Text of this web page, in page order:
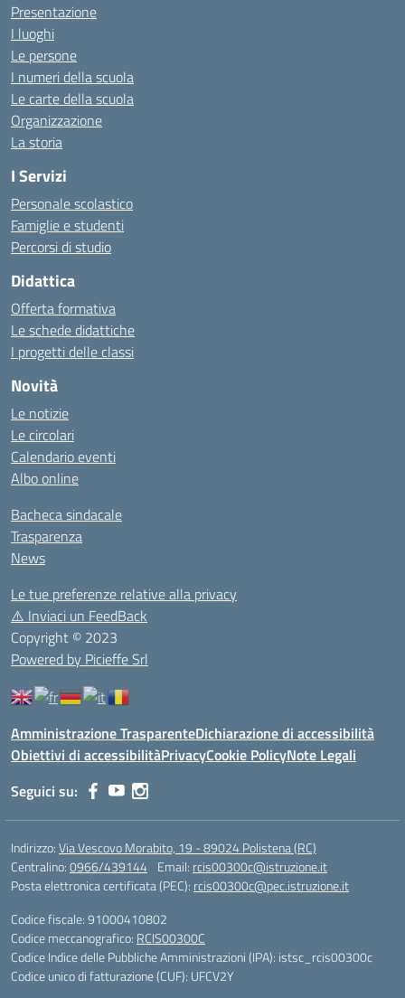
Presentazione
I luoghi
Le persone
I numeri della scuola
Le carte della scuola
Organizzazione
La storia
I Servizi
Personale scolastico
Famiglie e studenti
Percorsi di studio
Didattica
Offerta formativa
Le schede didattiche
I progetti delle classi
Novità
Le notizie
Le circolari
Calendario eventi
Albo online
Bacheca sindacale
Trasparenza
News
Le tue preferenze relative alla privacy
⚠️ Inviaci un FeedBack
Copyright © 2023
Powered by Picieffe Srl
Amministrazione TrasparenteDichiarazione di accessibilità
Obiettivi di accessibilitàPrivacyCookie PolicyNote Legali
Seguici su:
Indirizzo:Via Vescovo Morabito, 19 - 89024 Polistena (RC)
Centralino:0966/439144 Email: rcis00300c@istruzione.it
Posta elettronica certificata (PEC): rcis00300c@pec.istruzione.it
Codice fiscale: 91000410802
Codice meccanografico: RCIS00300C
Codice Indice delle Pubbliche Amministrazioni (IPA): istsc_rcis00300c
Codice unico di fatturazione (CUF): UFCV2Y